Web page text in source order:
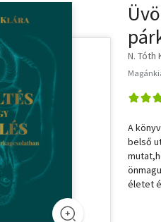
N. Tóth
A
belső
életet